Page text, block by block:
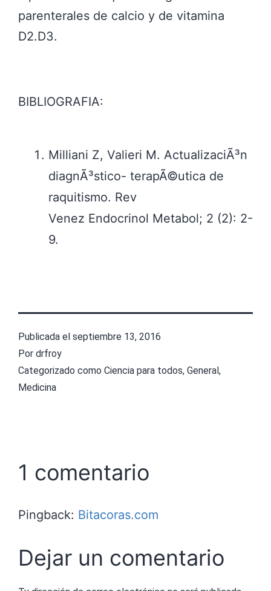
parenterales de calcio y de vitamina
D2.D3.
BIBLIOGRAFIA:
Milliani Z, Valieri M. ActualizaciÃ³n
diagnÃ³stico- terapÃ©utica de
raquitismo. Rev
Venez Endocrinol Metabol; 2 (2): 2-
9.
Publicada el septiembre 13, 2016
Por drfroy
Categorizado como Ciencia para todos, General ,
Medicina
1 comentario
Pingback: Bitacoras.com
Dejar un comentario